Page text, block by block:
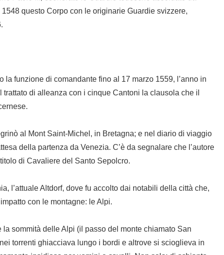
questo Corpo con le originarie Guardie svizzere,
la funzione di comandante fino al 17 marzo 1559, l’anno in
di alleanza con i cinque Cantoni la clausola che il
al Mont Saint-Michel, in Bretagna; e nel diario di viaggio
della partenza da Venezia. C’è da segnalare che l’autore
di Cavaliere del Santo Sepolcro.
l’attuale Altdorf, dove fu accolto dai notabili della città che,
con le montagne: le Alpi.
sommità delle Alpi (il passo del monte chiamato San
torrenti ghiacciava lungo i bordi e altrove si scioglieva in